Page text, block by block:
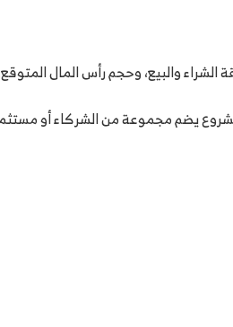
والبيع، وحجم رأس المال
يضم مجموعة من الشركاء أو